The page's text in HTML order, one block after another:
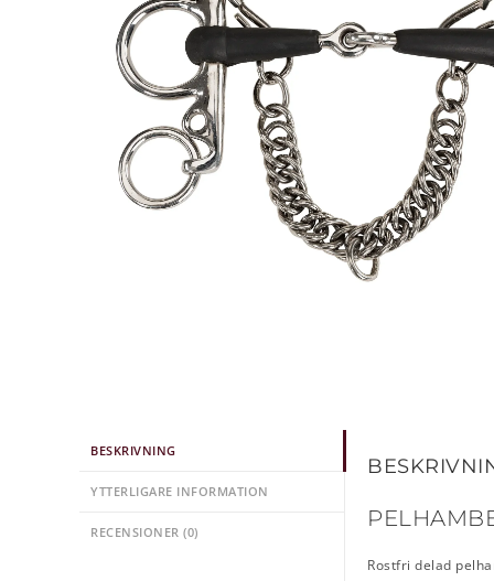
BESKRIVNING
YTTERLIGARE INFORMATION
RECENSIONER (0)
Rostfri delad